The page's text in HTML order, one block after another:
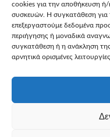
cookies για την αποθήκευση
συσκευών. Η συγκατάθεση για
επεξεργαστούμε δεδομένα
περιήγησης ή μοναδικά
συγκατάθεση ή η ανάκληση
αρνητικά ορισμένες
Email*